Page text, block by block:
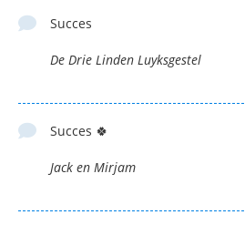
Succes
De Drie Linden Luyksgestel
Succes 🍀
Jack en Mirjam